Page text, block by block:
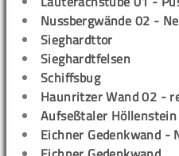
Nussbergwände 02 -
Sieghardttor
Sieghardtfelsen
Schiffsbug
Haunritzer Wand 02 -
Aufseßtaler
Eichner Gedenkwand -